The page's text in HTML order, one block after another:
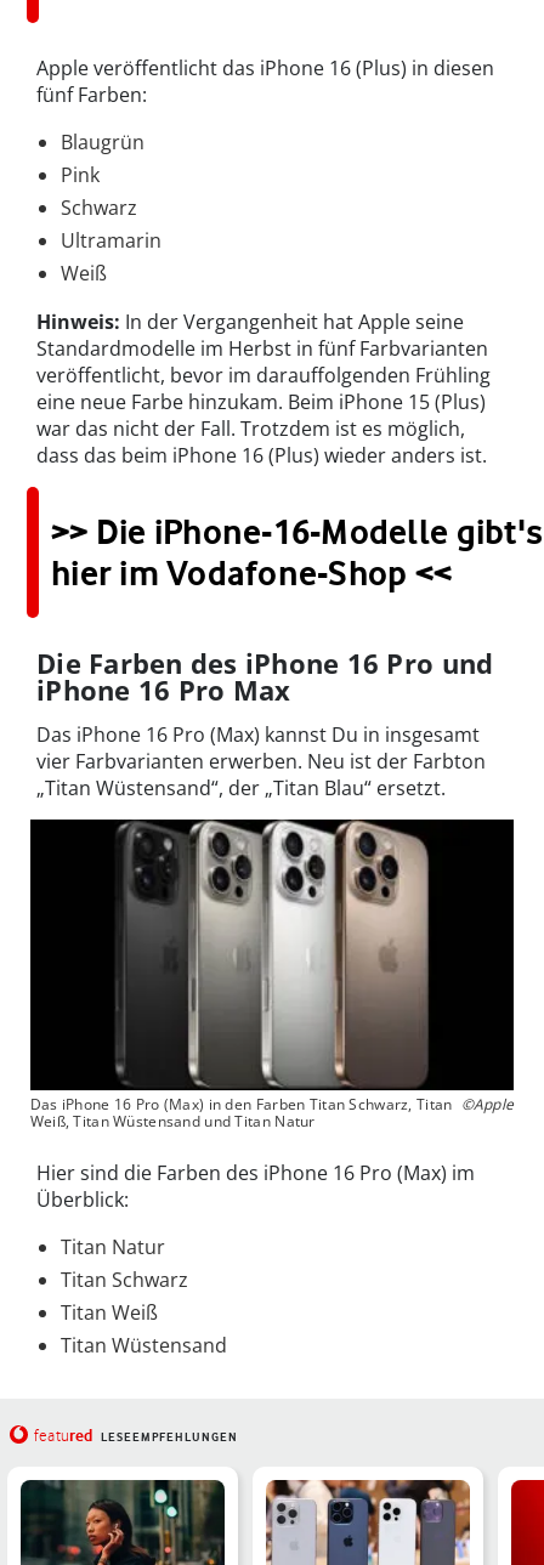
Apple veröffentlicht das iPhone 16 (Plus) in diesen
fünf Farben:
Blaugrün
Pink
Schwarz
Ultramarin
Weiß
Hinweis: In der Vergangenheit hat Apple seine
Standardmodelle im Herbst in fünf Farbvarianten
veröffentlicht, bevor im darauffolgenden Frühling
eine neue Farbe hinzukam. Beim iPhone 15 (Plus)
war das nicht der Fall. Trotzdem ist es möglich,
dass das beim iPhone 16 (Plus) wieder anders ist.
>> Die iPhone-16-Modelle gibt's
hier im Vodafone-Shop <<
Die Farben des iPhone 16 Pro und
iPhone 16 Pro Max
Das iPhone 16 Pro (Max) kannst Du in insgesamt
vier Farbvarianten erwerben. Neu ist der Farbton
„Titan Wüstensand“, der „Titan Blau“ ersetzt.
Das iPhone 16 Pro (Max) in den Farben Titan Schwarz, Titan
Weiß, Titan Wüstensand und Titan Natur
©Apple
Hier sind die Farben des iPhone 16 Pro (Max) im
Überblick:
Titan Natur
Titan Schwarz
Titan Weiß
Titan Wüstensand
featured LESEEMPFEHLUNGEN